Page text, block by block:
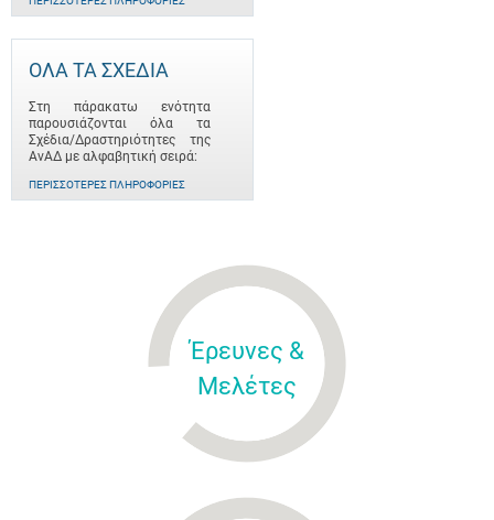
ΟΛΑ ΤΑ ΣΧΕΔΙΑ
Στη πάρακατω ενότητα
παρουσιάζονται όλα τα
Σχέδια/Δραστηριότητες της
ΑνΑΔ με αλφαβητική σειρά:
ΠΕΡΙΣΣΌΤΕΡΕΣ ΠΛΗΡΟΦΟΡΊΕΣ
Έρευνες &
Μελέτες